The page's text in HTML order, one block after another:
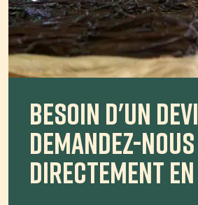
Besoin d'un
Demandez-nous
directement